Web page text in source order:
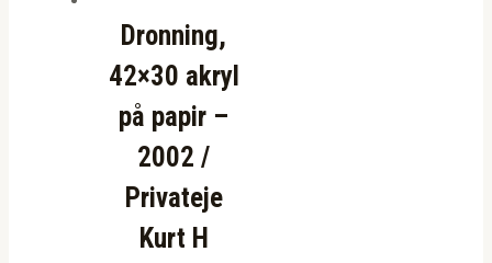
Dronning,
42×30 akryl
på papir –
2002 /
Privateje
Kurt H